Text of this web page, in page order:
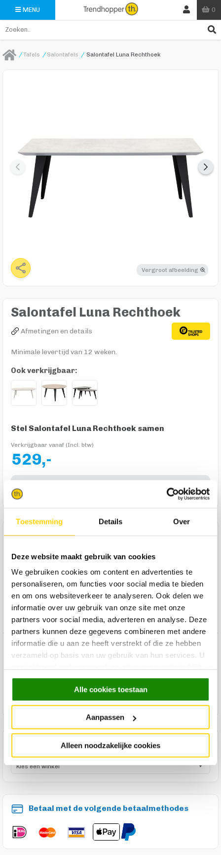
Toestemming Details Over
Deze website maakt gebruik van cookies
We gebruiken cookies om content en advertenties te
personaliseren, om functies voor social media te bieden
en om ons websiteverkeer te analyseren. Ook delen we
informatie over uw gebruik van onze site met onze
partners voor social media, adverteren en analyse. Deze
partners kunnen deze gegevens combineren met andere
informatie die u aan ze heeft verstrekt of die ze hebben
verzameld op basis van uw gebruik van hun services. U
gebruiken.
Alle cookies toestaan
Aanpassen
Alleen noodzakelijke cookies
MENU 0
/Tafels / Salontafels / Salontafel Luna Rechthoek
Vergroot afbeelding
Salontafel Luna Rechthoek
Afmetingen en details
Minimale levertijd van 12 weken.
Ook verkrijgbaar:
Stel Salontafel Luna Rechthoek samen
Verkrijgbaar vanaf (Incl. btw)
529,-
Product omschrijving
Salontafel Luna Rechthoek is een modern industrieel tafeltje
afmeting, bladkleur en poot. Met diverse opties creëer je
jouw unieke Luna salontafel, perfect passend bij je living. Is
deze vorm niet helemaal wat je zoekt? Luna is verkrijgbaar
in meerdere vormen, zodat er voor ieder wat wils bij zit!
Eenvoudig online te bestellen of in de winkels te verkrijgen.
Product specificaties
Product onderhoud
Maak een winkelafspraak
Betaal met de volgende betaalmethodes